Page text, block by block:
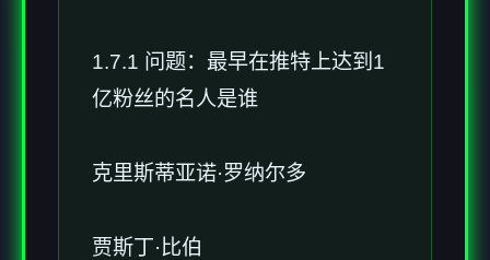
1.7.1 问题：最早在推特上达到1
亿粉丝的名人是谁
克里斯蒂亚诺·罗纳尔多
贾斯丁·比伯